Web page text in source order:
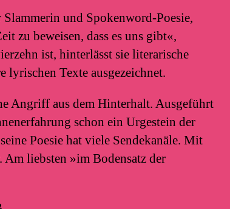
und Spokenword-Poesie,
zu beweisen, dass es uns gibt«,
ist, hinterlässt sie literarische
lyrischen Texte ausgezeichnet.
Angriff aus dem Hinterhalt. Ausgeführt
schon ein Urgestein der
Poesie hat viele Sendekanäle. Mit
Am liebsten »im Bodensatz der